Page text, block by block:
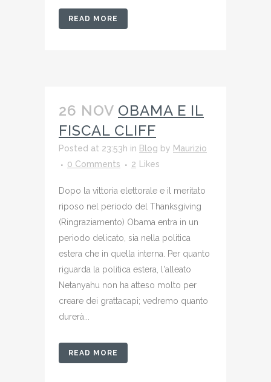
READ MORE
26 NOV OBAMA E IL
FISCAL CLIFF
Posted at 23:53h in Blog by Maurizio
0 Comments
2 Likes
Dopo la vittoria elettorale e il meritato
riposo nel periodo del Thanksgiving
(Ringraziamento) Obama entra in un
periodo delicato, sia nella politica
estera che in quella interna. Per quanto
riguarda la politica estera, l'alleato
Netanyahu non ha atteso molto per
creare dei grattacapi; vedremo quanto
durerà...
READ MORE